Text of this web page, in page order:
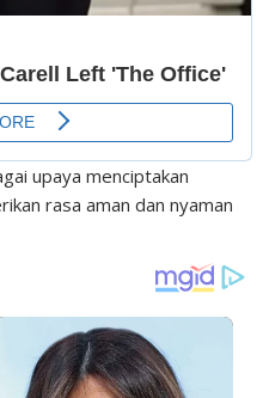
upaya menciptakan
rasa aman dan nyaman